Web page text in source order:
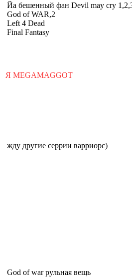
Йа бешенный фан Devil may cry
God of WAR,2
Left 4 Dead
Final Fantasy
Я MEGAMAGGOT
жду другие серрии варриорс)
God of war рульная вещь